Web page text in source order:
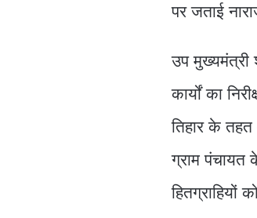
उप
कार्यों का
तिहार के तहत
ग्राम पंचायत
हितग्राहियों